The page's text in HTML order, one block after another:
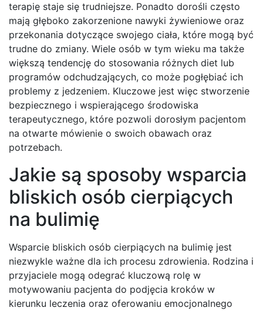
terapię staje się trudniejsze. Ponadto dorośli często
mają głęboko zakorzenione nawyki żywieniowe oraz
przekonania dotyczące swojego ciała, które mogą być
trudne do zmiany. Wiele osób w tym wieku ma także
większą tendencję do stosowania różnych diet lub
programów odchudzających, co może pogłębiać ich
problemy z jedzeniem. Kluczowe jest więc stworzenie
bezpiecznego i wspierającego środowiska
terapeutycznego, które pozwoli dorosłym pacjentom
na otwarte mówienie o swoich obawach oraz
potrzebach.
Jakie są sposoby wsparcia
bliskich osób cierpiących
na bulimię
Wsparcie bliskich osób cierpiących na bulimię jest
niezwykle ważne dla ich procesu zdrowienia. Rodzina i
przyjaciele mogą odegrać kluczową rolę w
motywowaniu pacjenta do podjęcia kroków w
kierunku leczenia oraz oferowaniu emocjonalnego